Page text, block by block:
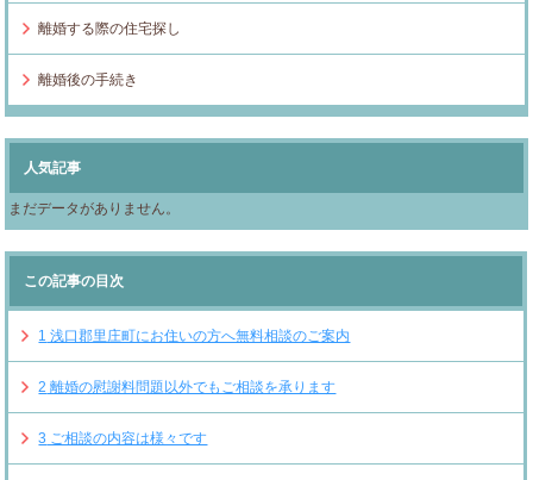
離婚する際の住宅探し
離婚後の手続き
人気記事
まだデータがありません。
この記事の目次
1 浅口郡里庄町にお住いの方へ無料相談のご案内
2 離婚の慰謝料問題以外でもご相談を承ります
3 ご相談の内容は様々です